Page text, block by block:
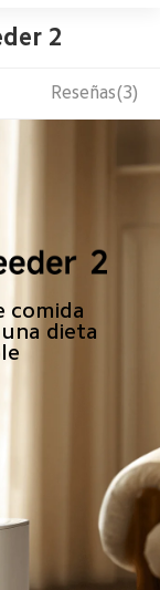
2
Reseñas(3)
comida
dieta